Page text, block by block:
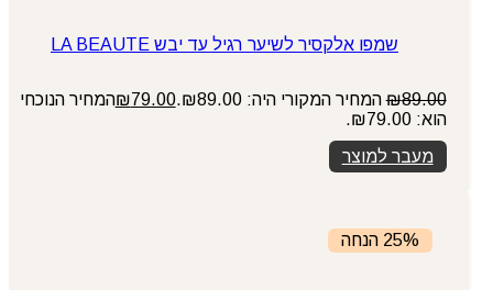
שמפו אלקסיר לשיער רגיל עד יבש LA BEAUTE
₪89.00 המחיר המקורי היה: ₪89.00. ₪79.00
המחיר הנוכחי
הוא: ₪79.00.
מעבר למוצר
25% הנחה